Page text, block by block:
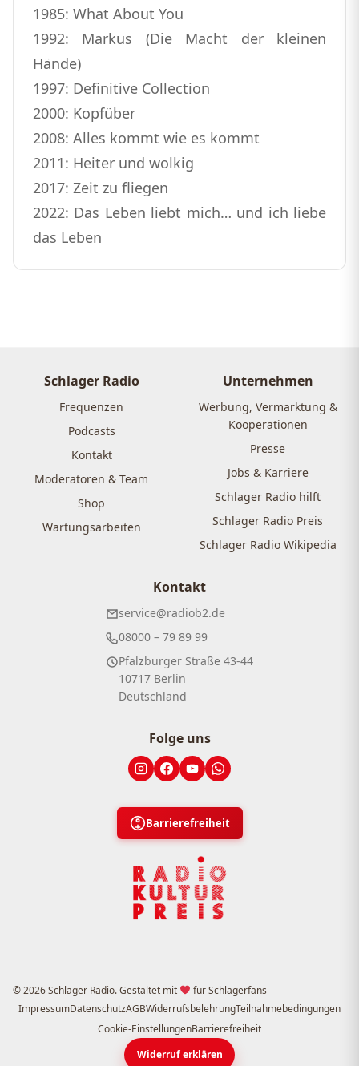
1985: What About You
1992: Markus (Die Macht der kleinen
Hände)
1997: Definitive Collection
2000: Kopfüber
2008: Alles kommt wie es kommt
2011: Heiter und wolkig
2017: Zeit zu fliegen
2022: Das Leben liebt mich… und ich liebe
das Leben
Schlager Radio
Frequenzen
Podcasts
Kontakt
Moderatoren & Team
Shop
Wartungsarbeiten
Unternehmen
Werbung, Vermarktung &
Kooperationen
Presse
Jobs & Karriere
Schlager Radio hilft
Schlager Radio Preis
Schlager Radio Wikipedia
Kontakt
service@radiob2.de
08000 – 79 89 99
Pfalzburger Straße 43-44
10717 Berlin
Deutschland
Folge uns
Barrierefreiheit
© 2026 Schlager Radio. Gestaltet mit
für Schlagerfans
ImpressumDatenschutzAGBWiderrufsbelehrungTeilnahmebedingungen
Cookie-EinstellungenBarrierefreiheit
Widerruf erklären